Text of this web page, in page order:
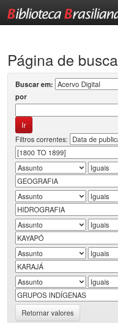
Página de busca
Buscar em:
por
Filtros correntes:
Retornar valores